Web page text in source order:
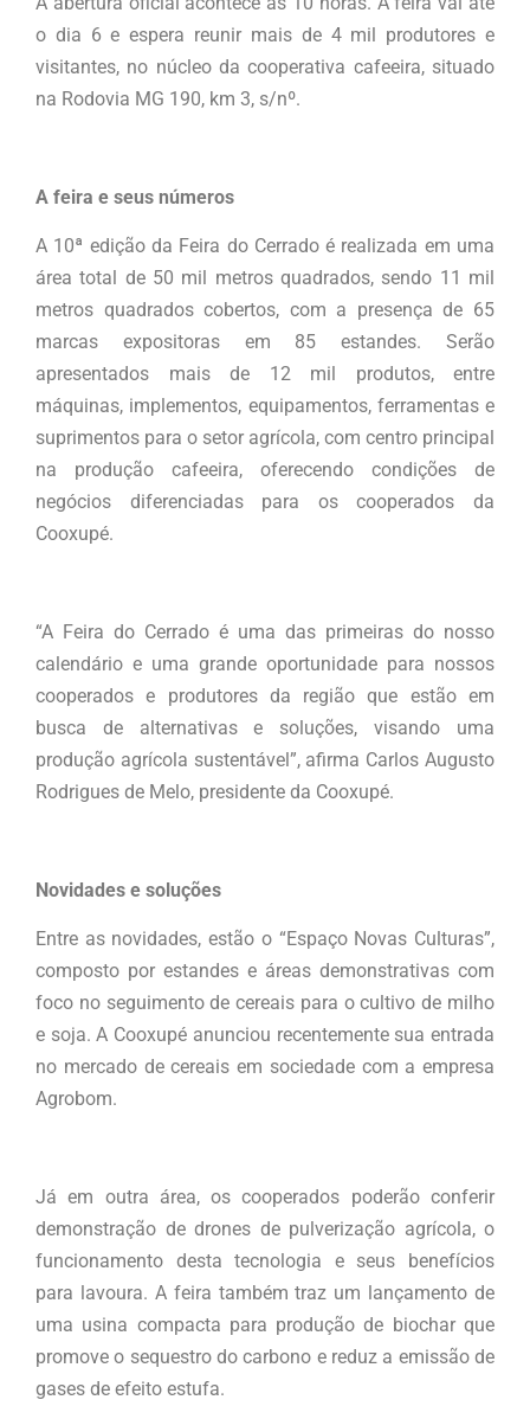
o dia 6 e espera reunir mais de 4 mil produtores e
visitantes, no núcleo da cooperativa cafeeira, situado
na Rodovia MG 190, km 3, s/nº.
A feira e seus números
A 10ª edição da Feira do Cerrado é realizada em uma
área total de 50 mil metros quadrados, sendo 11 mil
metros quadrados cobertos, com a presença de 65
marcas expositoras em 85 estandes. Serão
apresentados mais de 12 mil produtos, entre
máquinas, implementos, equipamentos, ferramentas e
suprimentos para o setor agrícola, com centro principal
na produção cafeeira, oferecendo condições de
negócios diferenciadas para os cooperados da
Cooxupé.
“A Feira do Cerrado é uma das primeiras do nosso
calendário e uma grande oportunidade para nossos
cooperados e produtores da região que estão em
busca de alternativas e soluções, visando uma
produção agrícola sustentável”, afirma Carlos Augusto
Rodrigues de Melo, presidente da Cooxupé.
Novidades e soluções
Entre as novidades, estão o “Espaço Novas Culturas”,
composto por estandes e áreas demonstrativas com
foco no seguimento de cereais para o cultivo de milho
e soja. A Cooxupé anunciou recentemente sua entrada
no mercado de cereais em sociedade com a empresa
Agrobom.
Já em outra área, os cooperados poderão conferir
demonstração de drones de pulverização agrícola, o
funcionamento desta tecnologia e seus benefícios
para lavoura. A feira também traz um lançamento de
uma usina compacta para produção de biochar que
promove o sequestro do carbono e reduz a emissão de
gases de efeito estufa.